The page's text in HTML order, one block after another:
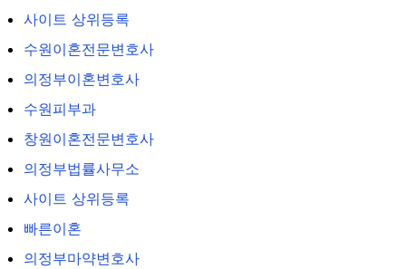
사이트 상위등록
수원이혼전문변호사
의정부이혼변호사
수원피부과
창원이혼전문변호사
의정부법률사무소
사이트 상위등록
빠른이혼
의정부마약변호사